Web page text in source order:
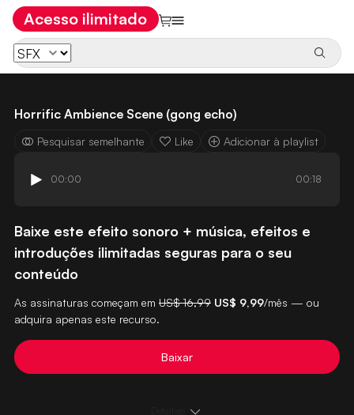
Acesso ilimitado
Horrific Ambience Scene (gong echo)
Pesquisar semelhante Like Adicionar à playlist
00:00 00:18
Baixe este efeito sonoro + música, efeitos e
introduções ilimitadas seguras para o seu
conteúdo
As assinaturas começam em US$ 16,99 US$ 9,99/mês — ou
adquira apenas este recurso.
Baixar